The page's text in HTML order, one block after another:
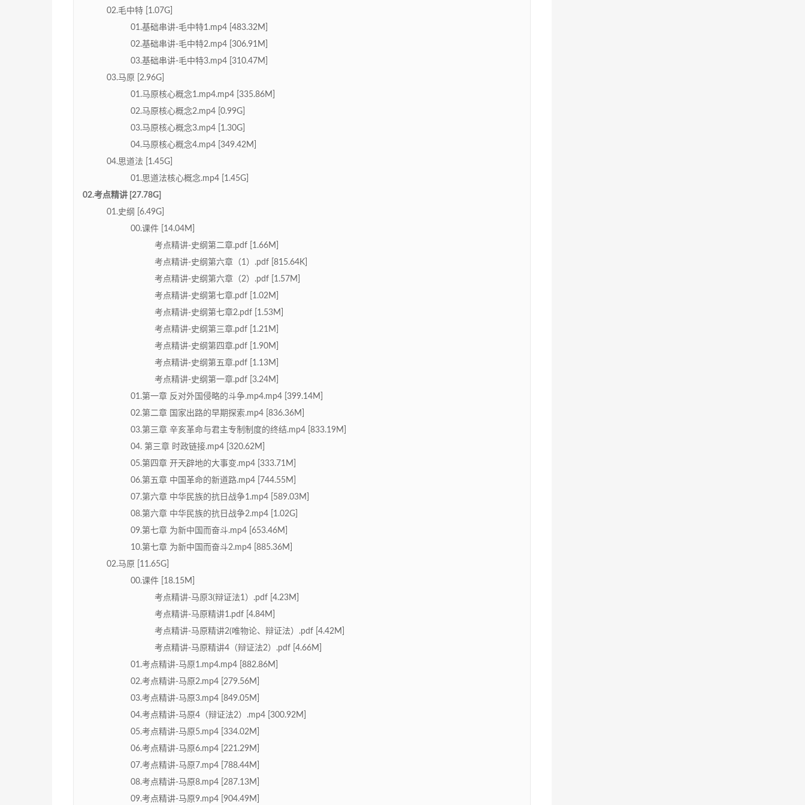
02.毛中特 [1.07G]
01.基础串讲-毛中特1.mp4 [483.32M]
02.基础串讲-毛中特2.mp4 [306.91M]
03.基础串讲-毛中特3.mp4 [310.47M]
03.马原 [2.96G]
01.马原核心概念1.mp4.mp4 [335.86M]
02.马原核心概念2.mp4 [0.99G]
03.马原核心概念3.mp4 [1.30G]
04.马原核心概念4.mp4 [349.42M]
04.思道法 [1.45G]
01.思道法核心概念.mp4 [1.45G]
02.考点精讲 [27.78G]
01.史纲 [6.49G]
00.课件 [14.04M]
考点精讲-史纲第二章.pdf [1.66M]
考点精讲-史纲第六章（1）.pdf [815.64K]
考点精讲-史纲第六章（2）.pdf [1.57M]
考点精讲-史纲第七章.pdf [1.02M]
考点精讲-史纲第七章2.pdf [1.53M]
考点精讲-史纲第三章.pdf [1.21M]
考点精讲-史纲第四章.pdf [1.90M]
考点精讲-史纲第五章.pdf [1.13M]
考点精讲-史纲第一章.pdf [3.24M]
01.第一章 反对外国侵略的斗争.mp4.mp4 [399.14M]
02.第二章 国家出路的早期探索.mp4 [836.36M]
03.第三章 辛亥革命与君主专制制度的终结.mp4 [833.19M]
04. 第三章 时政链接.mp4 [320.62M]
05.第四章 开天辟地的大事变.mp4 [333.71M]
06.第五章 中国革命的新道路.mp4 [744.55M]
07.第六章 中华民族的抗日战争1.mp4 [589.03M]
08.第六章 中华民族的抗日战争2.mp4 [1.02G]
09.第七章 为新中国而奋斗.mp4 [653.46M]
10.第七章 为新中国而奋斗2.mp4 [885.36M]
02.马原 [11.65G]
00.课件 [18.15M]
考点精讲-马原3(辩证法1）.pdf [4.23M]
考点精讲-马原精讲1.pdf [4.84M]
考点精讲-马原精讲2(唯物论、辩证法）.pdf [4.42M]
考点精讲-马原精讲4（辩证法2）.pdf [4.66M]
01.考点精讲-马原1.mp4.mp4 [882.86M]
02.考点精讲-马原2.mp4 [279.56M]
03.考点精讲-马原3.mp4 [849.05M]
04.考点精讲-马原4（辩证法2）.mp4 [300.92M]
05.考点精讲-马原5.mp4 [334.02M]
06.考点精讲-马原6.mp4 [221.29M]
07.考点精讲-马原7.mp4 [788.44M]
08.考点精讲-马原8.mp4 [287.13M]
09.考点精讲-马原9.mp4 [904.49M]